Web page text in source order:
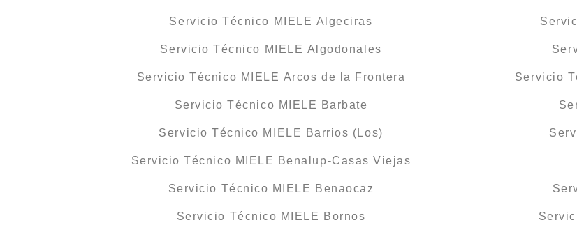
Servicio Técnico MIELE Algeciras
Servicio Técnico MIELE Algodonales
Servicio Técnico MIELE Arcos de la Frontera
Servicio Técnico MIELE Barbate
Servicio Técnico MIELE Barrios (Los)
Servicio Técnico MIELE Benalup-Casas Viejas
Servicio Técnico MIELE Benaocaz
Servicio Técnico MIELE Bornos
Servicio